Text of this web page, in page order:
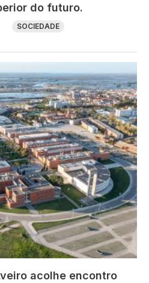
do futuro.
SOCIEDADE
acolhe encontro